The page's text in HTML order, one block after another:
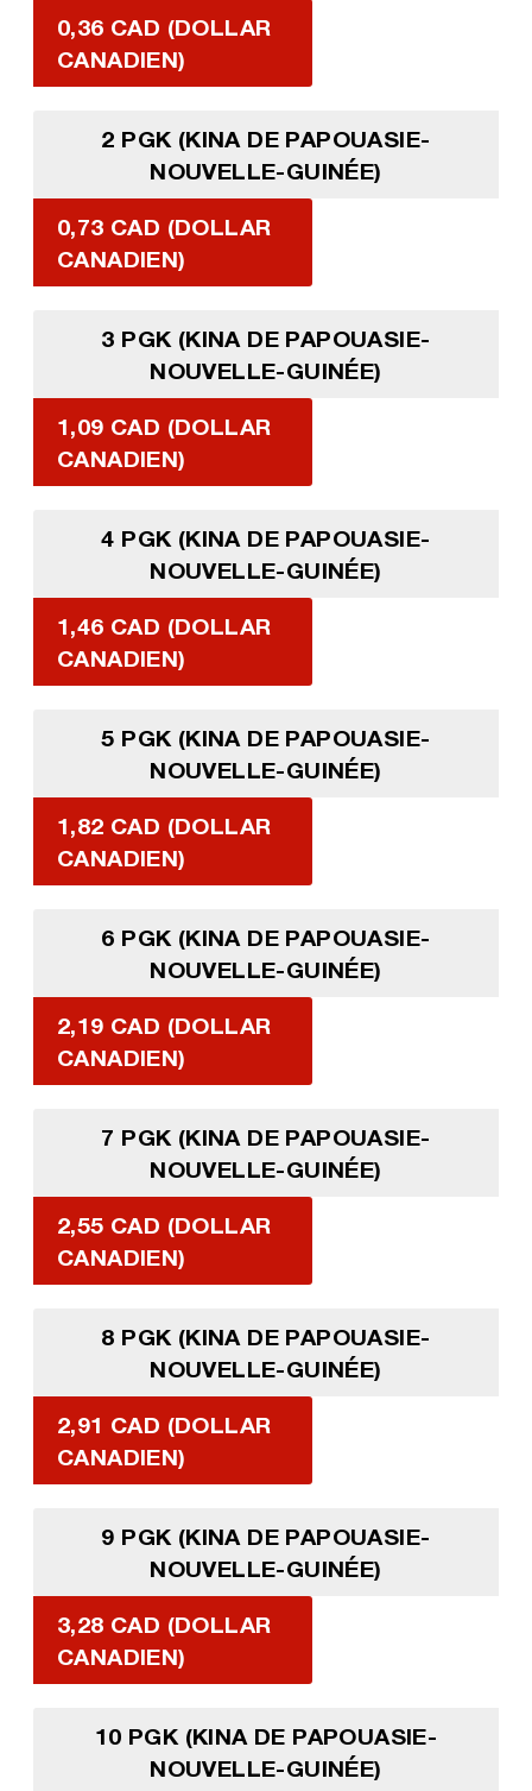
0,36 CAD (DOLLAR
CANADIEN)
2 PGK (KINA DE PAPOUASIE-
NOUVELLE-GUINÉE)
0,73 CAD (DOLLAR
CANADIEN)
3 PGK (KINA DE PAPOUASIE-
NOUVELLE-GUINÉE)
1,09 CAD (DOLLAR
CANADIEN)
4 PGK (KINA DE PAPOUASIE-
NOUVELLE-GUINÉE)
1,46 CAD (DOLLAR
CANADIEN)
5 PGK (KINA DE PAPOUASIE-
NOUVELLE-GUINÉE)
1,82 CAD (DOLLAR
CANADIEN)
6 PGK (KINA DE PAPOUASIE-
NOUVELLE-GUINÉE)
2,19 CAD (DOLLAR
CANADIEN)
7 PGK (KINA DE PAPOUASIE-
NOUVELLE-GUINÉE)
2,55 CAD (DOLLAR
CANADIEN)
8 PGK (KINA DE PAPOUASIE-
NOUVELLE-GUINÉE)
2,91 CAD (DOLLAR
CANADIEN)
9 PGK (KINA DE PAPOUASIE-
NOUVELLE-GUINÉE)
3,28 CAD (DOLLAR
CANADIEN)
10 PGK (KINA DE PAPOUASIE-
NOUVELLE-GUINÉE)